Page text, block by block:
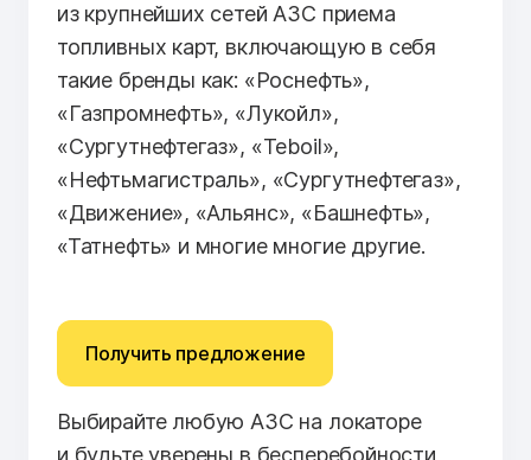
из крупнейших сетей АЗС приема
топливных карт, включающую в себя
такие бренды как: «Роснефть»,
«Газпромнефть», «Лукойл»,
«Сургутнефтегаз», «Teboil»,
«Нефтьмагистраль», «Сургутнефтегаз»,
«Движение», «Альянс», «Башнефть»,
«Татнефть» и многие многие другие.
Получить предложение
Выбирайте любую АЗС на локаторе
и будьте уверены в бесперебойности